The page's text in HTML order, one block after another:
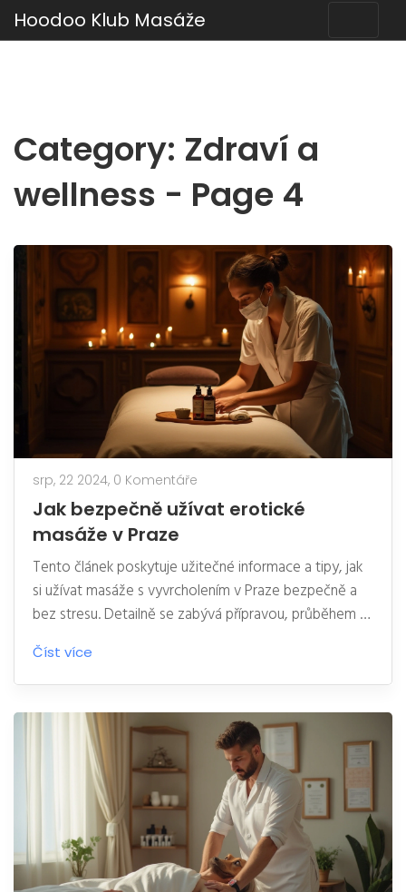
Hoodoo Klub Masáže
Category: Zdraví a
wellness - Page 4
srp, 22 2024, 0 Komentáře
Jak bezpečně užívat erotické
masáže v Praze
Tento článek poskytuje užitečné informace a tipy, jak
si užívat masáže s vyvrcholením v Praze bezpečně a
bez stresu. Detailně se zabývá přípravou, průběhem a
hygienou během těchto specifických masáží.
Poskytuje rady na co si dát pozor při výběru maséra či
masérky. Pomocí praktických tipů zajišťuje, že vaše
zkušenost bude příjemná a bezpečná.
Číst více